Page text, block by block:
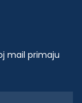
mail primaju